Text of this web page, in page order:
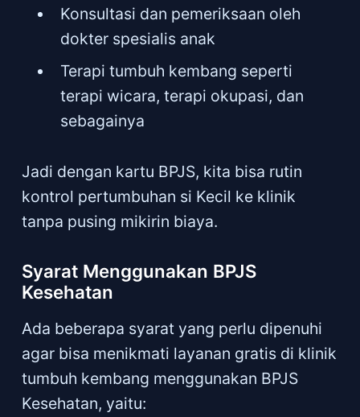
Konsultasi dan pemeriksaan oleh
dokter spesialis anak
Terapi tumbuh kembang seperti
terapi wicara, terapi okupasi, dan
sebagainya
Jadi dengan kartu BPJS, kita bisa rutin
kontrol pertumbuhan si Kecil ke klinik
tanpa pusing mikirin biaya.
Syarat Menggunakan BPJS
Kesehatan
Ada beberapa syarat yang perlu dipenuhi
agar bisa menikmati layanan gratis di klinik
tumbuh kembang menggunakan BPJS
Kesehatan, yaitu: